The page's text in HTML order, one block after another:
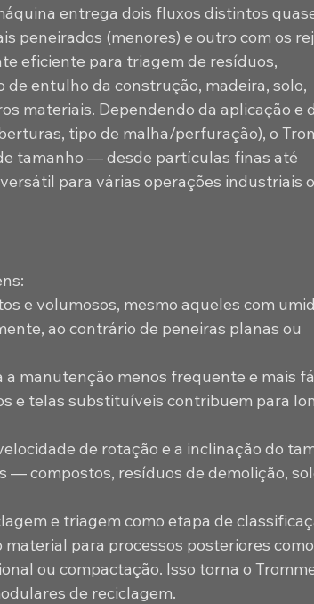
entrega dois fluxos distintos
peneirados (menores) e outro com os
eficiente para triagem de resíduos,
entulho da construção, madeira, solo,
materiais. Dependendo da aplicação e
tipo de malha/perfuração), o
tamanho — desde partículas finas até
para várias operações industriais
e volumosos, mesmo aqueles com
ao contrário de peneiras planas ou
manutenção menos frequente e mais
e telas substituíveis contribuem para
de rotação e a inclinação do
— compostos, resíduos de demolição,
e triagem como etapa de
para processos posteriores como
ou compactação. Isso torna o
de reciclagem.